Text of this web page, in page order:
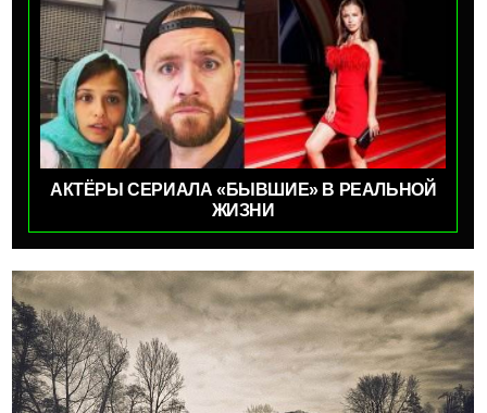
АКТЁРЫ СЕРИАЛА «БЫВШИЕ» В РЕАЛЬНОЙ
ЖИЗНИ